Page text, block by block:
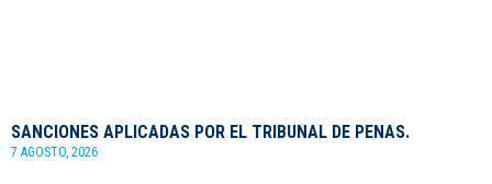
SANCIONES APLICADAS POR EL TRIBUNAL DE PENAS.
7 AGOSTO, 2026